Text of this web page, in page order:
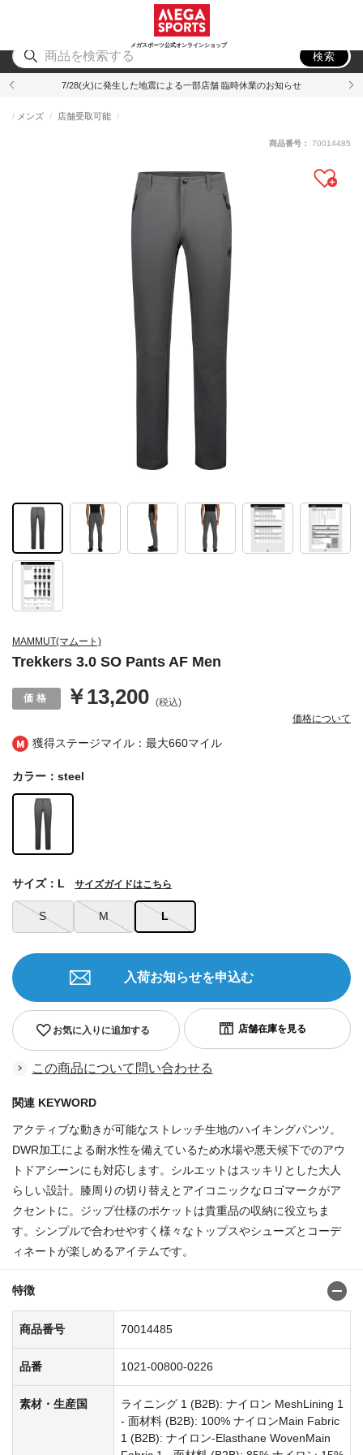
メガスポーツ公式オンラインショップ
アウトドア
検索
7/28(火)に発生した地震による一部店舗 臨時休業のお知らせ
獲得ステージマイル：最大660マイル
MAMMUT(マムート)
Trekkers 3.0 SO Pants AF Men
メンズ 店舗受取可能
￥13,200 (税込)
価格について
商品番号： 70014485
カラー：steel
S M L
サイズ：L サイズガイドはこちら
お気に入りに追加する
入荷お知らせを申込む
この商品について問い合わせる
関連 KEYWORD
アクティブな動きが可能なストレッチ生地のハイキングパンツ。
DWR加工による耐水性を備えているため水場や悪天候下でのアウ
トドアシーンにも対応します。シルエットはスッキリとした大人
らしい設計。膝周りの切り替えとアイコニックなロゴマークがア
クセントに。ジップ仕様のポケットは貴重品の収納に役立ちま
す。シンプルで合わせやすく様々なトップスやシューズとコーデ
ィネートが楽しめるアイテムです。
特徴
商品番号 70014485
品番 1021-00800-0226
素材・生産国
ライニング 1 (B2B): ナイロン MeshLining 1
- 面材料 (B2B): 100% ナイロンMain Fabric
1 (B2B): ナイロン-Elasthane WovenMain